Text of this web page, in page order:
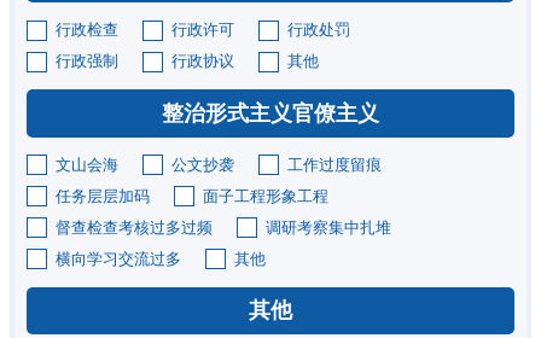
行政检查 行政许可
行政处罚
行政强制
行政协议 其他
整治形式主义官僚主义
文山会海 公文抄袭
工作过度留痕
任务层层加码
面子工程形象工程
督查检查考核过多过频
调研考察集中扎堆
横向学习交流过多
其他
其他